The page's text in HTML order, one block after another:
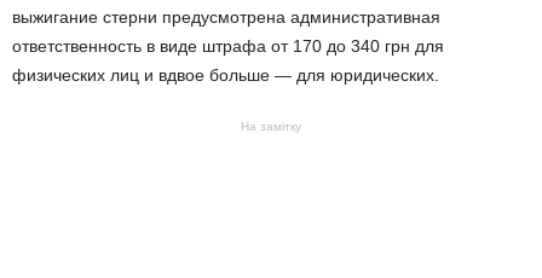
выжигание стерни предусмотрена административная
ответственность в виде штрафа от 170 до 340 грн для
физических лиц и вдвое больше — для юридических.
На замітку